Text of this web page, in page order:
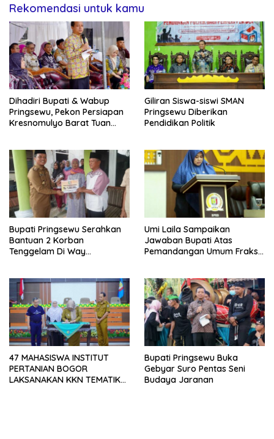
Rekomendasi untuk kamu
Dihadiri Bupati & Wabup
Pringsewu, Pekon Persiapan
Kresnomulyo Barat Tuan
Giliran Siswa-siswi SMAN
Pringsewu Diberikan
Pendidikan Politik
Bupati Pringsewu Serahkan
Bantuan 2 Korban
Tenggelam Di Way
Umi Laila Sampaikan
Jawaban Bupati Atas
Pemandangan Umum Fraksi-
47 MAHASISWA INSTITUT
PERTANIAN BOGOR
LAKSANAKAN KKN TEMATIK
Bupati Pringsewu Buka
Gebyar Suro Pentas Seni
Budaya Jaranan